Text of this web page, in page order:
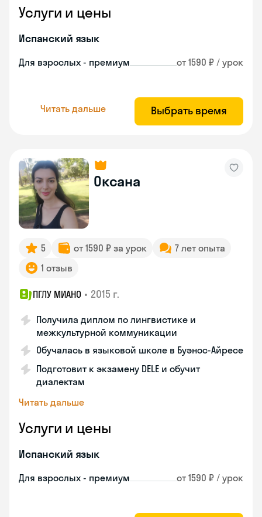
Услуги и цены
Испанский язык
Для взрослых - премиум от 1590 ₽ / урок
Читать дальше Выбрать время
Оксана
5 от 1590 ₽ за урок
7 лет опыта
1 отзыв
ПГЛУ МИАНО • 2015 г.
Получила диплом по лингвистике и
межкультурной коммуникации
Обучалась в языковой школе в Буэнос-Айресе
Подготовит к экзамену DELE и обучит
диалектам
Читать дальше
Услуги и цены
Испанский язык
Для взрослых - премиум от 1590 ₽ / урок